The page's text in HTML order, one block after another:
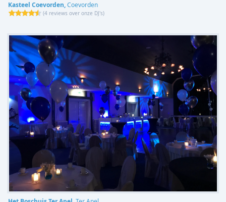
Kasteel Coevorden,Coevorden
(4 reviews over onze DJ's)